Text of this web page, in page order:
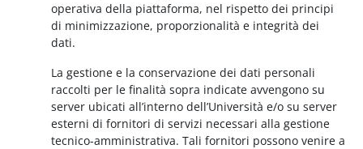
operativa della piattaforma, nel rispetto dei principi
di minimizzazione, proporzionalità e integrità dei
dati.
La gestione e la conservazione dei dati personali
raccolti per le finalità sopra indicate avvengono su
server ubicati all’interno dell’Università e/o su server
esterni di fornitori di servizi necessari alla gestione
tecnico-amministrativa. Tali fornitori possono venire a